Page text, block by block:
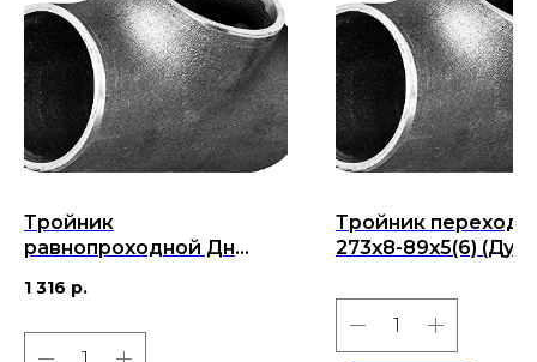
Тройник
равнопроходной Дн
бесшовный ГОСТ 17376-
1 316 р.
Тройник
273x8-89x5(6) (Ду
2001